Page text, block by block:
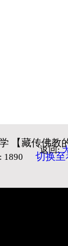
【藏传佛教
1890 切换
返回: